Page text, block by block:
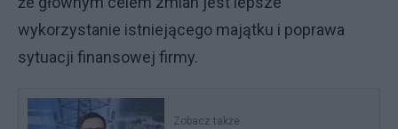
wykorzystanie istniejącego majątku i poprawa
sytuacji finansowej firmy.
Zobacz także